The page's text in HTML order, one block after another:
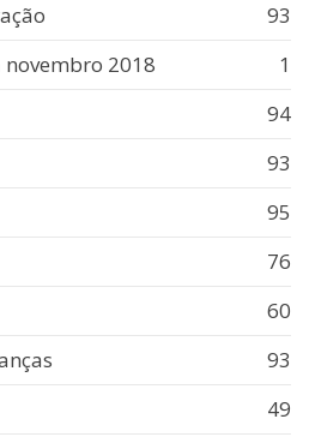
93
novembro 2018
1
94
93
95
76
60
93
49